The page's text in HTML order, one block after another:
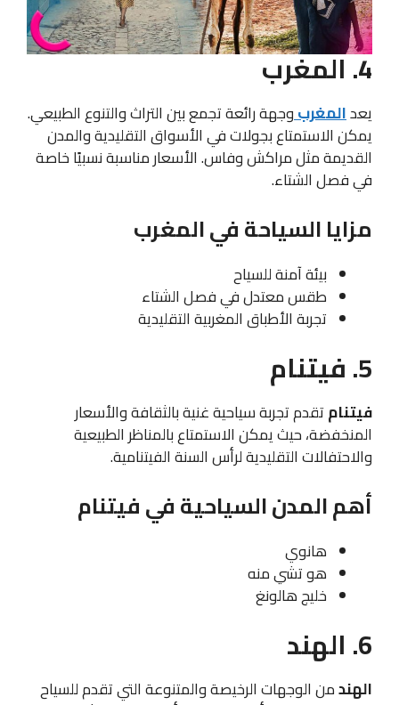
4. المغرب
يعدالمغربوجهة رائعة تجمع بين التراث والتنوع الطبيعي.
يمكن الاستمتاع بجولات في الأسواق التقليدية والمدن
القديمة مثل مراكش وفاس. الأسعار مناسبة نسبيًا خاصة
في فصل الشتاء.
مزايا السياحة في المغرب
بيئة آمنة للسياح
طقس معتدل في فصل الشتاء
تجربة الأطباق المغربية التقليدية
5. فيتنام
فيتنامتقدم تجربة سياحية غنية بالثقافة والأسعار
المنخفضة، حيث يمكن الاستمتاع بالمناظر الطبيعية
والاحتفالات التقليدية لرأس السنة الفيتنامية.
أهم المدن السياحية في فيتنام
هانوي
هو تشي منه
خليج هالونغ
6. الهند
الهندمن الوجهات الرخيصة والمتنوعة التي تقدم للسياح